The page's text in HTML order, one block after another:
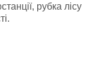
рубка лісу